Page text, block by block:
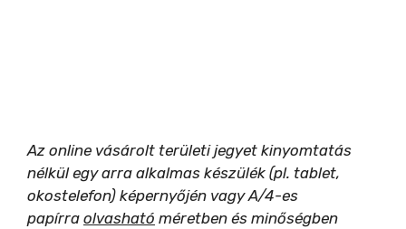
Az online vásárolt területi jegyet kinyomtatás
nélkül egy arra alkalmas készülék (pl. tablet,
okostelefon) képernyőjén vagy A/4-es
papírra olvasható méretben és minőségben